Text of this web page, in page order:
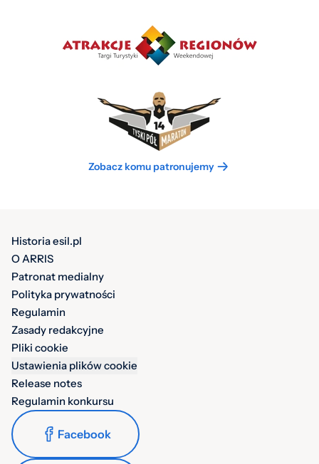
Zobacz komu patronujemy
Historia esil.pl
O ARRIS
Patronat medialny
Polityka prywatności
Regulamin
Zasady redakcyjne
Pliki cookie
Ustawienia plików cookie
Release notes
Regulamin konkursu
Facebook